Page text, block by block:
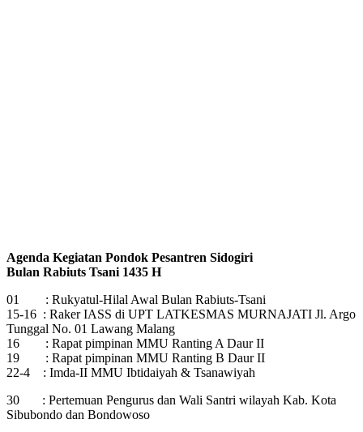
Agenda Kegiatan Pondok Pesantren Sidogiri
Bulan Rabiuts Tsani 1435 H
01 : Rukyatul-Hilal Awal Bulan Rabiuts-Tsani
15-16 : Raker IASS di UPT LATKESMAS MURNAJATI Jl. Argo
Tunggal No. 01 Lawang Malang
16 : Rapat pimpinan MMU Ranting A Daur II
19 : Rapat pimpinan MMU Ranting B Daur II
22-4 : Imda-II MMU Ibtidaiyah & Tsanawiyah
30 : Pertemuan Pengurus dan Wali Santri wilayah Kab. Kota
Sibubondo dan Bondowoso